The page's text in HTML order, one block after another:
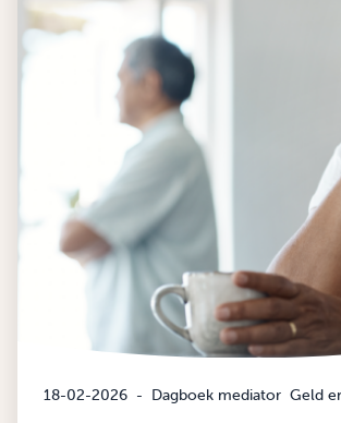
18-02-2026 - Dagboek mediator Geld